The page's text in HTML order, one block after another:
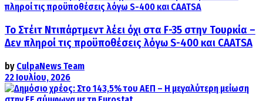
Το Στέιτ Ντιπάρτμεντ λέει όχι στα F-35 στην Τουρκία –
Δεν πληροί τις προϋποθέσεις λόγω S-400 και CAATSA
by CulpaNews Team
22 Ιουλίου, 2026